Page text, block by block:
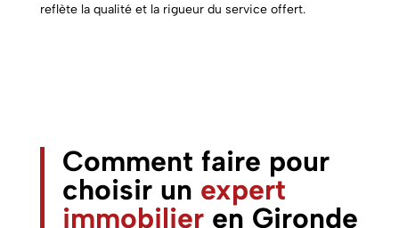
reflète la qualité et la rigueur du service offert.
Comment faire pour
choisir un expert
immobilier en Gironde